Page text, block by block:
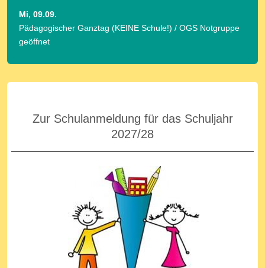
Mi, 09.09.
Pädagogischer Ganztag (KEINE Schule!) / OGS Notgruppe
geöffnet
Zur Schulanmeldung für das Schuljahr
2027/28